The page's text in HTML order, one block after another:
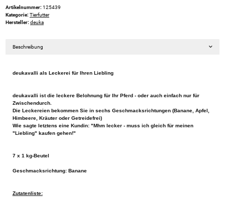
Artikelnummer: 125439
Kategorie: Tierfutter
Hersteller: deuka
Beschreibung
deukavalli als Leckerei für Ihren Liebling
deukavalli ist die leckere Belohnung für Ihr Pferd - oder auch einfach nur für
Zwischendurch.
Die Leckereien bekommen Sie in sechs Geschmacksrichtungen (Banane, Apfel,
Himbeere, Kräuter oder Getreidefrei)
Wie sagte letztens eine Kundin: "Mhm lecker - muss ich gleich für meinen
"Liebling" kaufen gehen!"
7 x 1 kg-Beutel
Geschmacksrichtung: Banane
Zutatenliste: